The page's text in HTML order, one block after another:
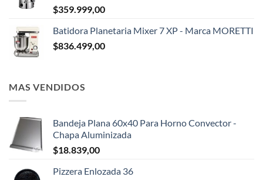
$359.999,00
Batidora Planetaria Mixer 7 XP - Marca MORETTI
$836.499,00
MAS VENDIDOS
Bandeja Plana 60x40 Para Horno Convector -
Chapa Aluminizada
$18.839,00
Pizzera Enlozada 36